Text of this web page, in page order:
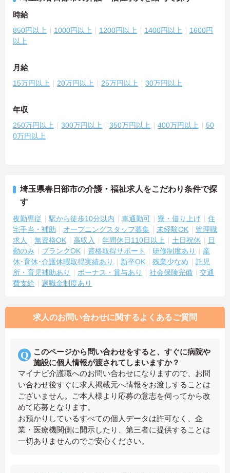
時給
850円以上 1000円以上 1200円以上 1400円以上
1600円
以上
月給
15万円以上 20万円以上 25万円以上 30万円以上
年収
250万円以上 300万円以上 350万円以上 400万円以上
50
0万円以上
埼玉県春日部市の介護・福祉求人をこだわり条件で探
す
夜勤専従 駅から徒歩10分以内 車通勤可 寮・借り上げ
住
宅手当・補助
オープニングスタッフ募集 未経験OK
管理職
求人
無資格OK 高収入 年間休日110日以上 土日祝休
日
勤のみ
ブランクOK 資格取得サポート 研修制度あり
産
休･育休･介護休暇取得実績あり
新卒OK 残業少なめ
託児
所・育児補助あり
ボーナス・賞与あり 社会保険完備
交通
費支給
退職金制度あり
求人のお問い合わせに関するよくあるご質問
このページから問い合わせをすると、すぐに病院や
施設に個人情報が渡されてしまいますか？
マイナビ介護職へのお問い合わせになりますので、お問
い合わせ後すぐに求人掲載元へ情報をお渡しすることは
ございません。ご本人様より応募の意志を伺ってから改
めて応募となります。
お預かりしているすべての個人データは許可なく、企
業・医療機関側に開示したり、第三者に提供することは
一切ありませんのでご安心ください。